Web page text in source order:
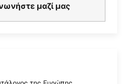
μαζί μας